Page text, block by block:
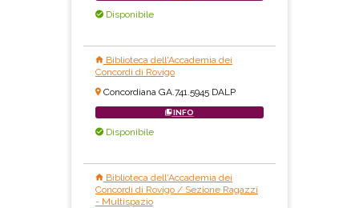
Disponibile
Biblioteca dell'Accademia dei
Concordi di Rovigo
Concordiana GA.741.5945 DALP
INFO
Disponibile
Biblioteca dell'Accademia dei
Concordi di Rovigo / Sezione Ragazzi
- Multispazio